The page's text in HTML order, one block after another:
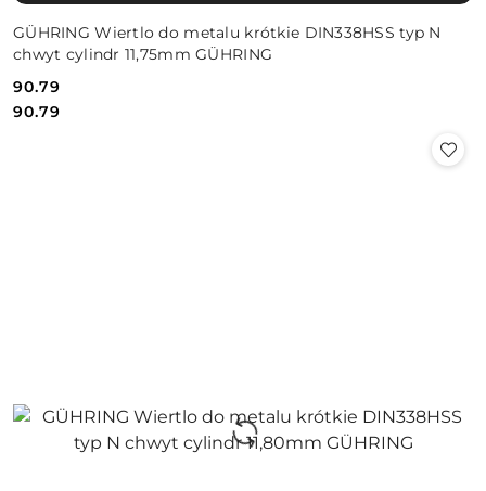
GÜHRING Wiertlo do metalu krótkie DIN338HSS typ N
chwyt cylindr 11,75mm GÜHRING
Cena:
90.79
Cena:
90.79